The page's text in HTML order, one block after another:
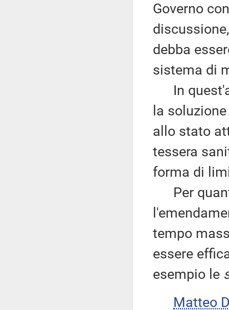
Governo
debba
sistema di
In
la
allo stato
tessera
forma di
Per
tempo
essere
esempio le
Matteo